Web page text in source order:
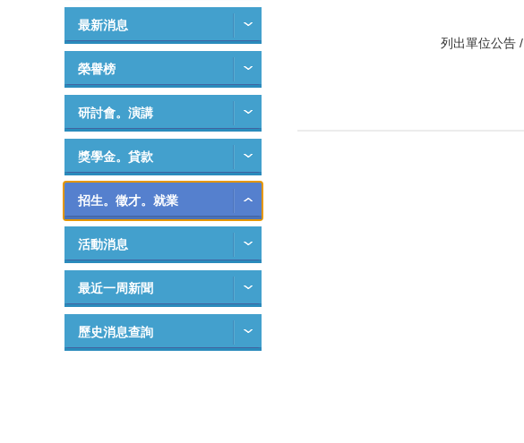
最新消息
榮譽榜
研討會。演講
獎學金。貸款
招生。徵才。就業
活動消息
最近一周新聞
歷史消息查詢
列出單位公告 /